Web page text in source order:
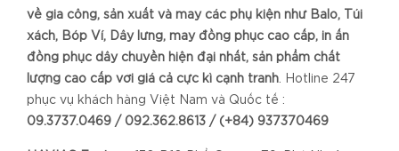
về gia công, sản xuất và may các phụ kiện như Balo, Túi
xách, Bóp Ví, Dây lưng, may đồng phục cao cấp, in ấn
đồng phục dây chuyền hiện đại nhất, sản phẩm chất
lượng cao cấp với giá cả cực kì cạnh tranh . Hotline 247
phục vụ khách hàng Việt Nam và Quốc tế :
09.3737.0469 / 092.362.8613 / (+84) 937370469